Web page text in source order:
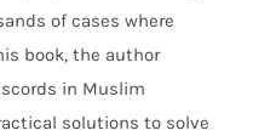
of cases where
book, the author
in Muslim
tical solutions to solve